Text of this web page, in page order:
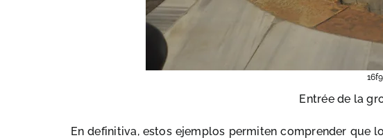
Entrée de la
En definitiva, estos ejemplos permiten comprender